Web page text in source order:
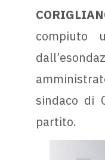
compiuto
sindaco di
partito.